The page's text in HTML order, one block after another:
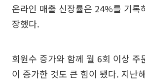
온라인 매출 신장률은 24%를 기록
장했다.
회원수 증가와 함께 월 6회 이상 주
이 증가한 것도 큰 힘이 됐다. 지난